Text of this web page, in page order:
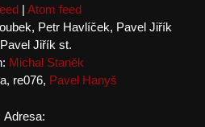
| Atom feed
Petr Havlíček, Pavel Jiřík
Jiřík st.
Michal Staněk
re076, Pavel Hanyš
Adresa: